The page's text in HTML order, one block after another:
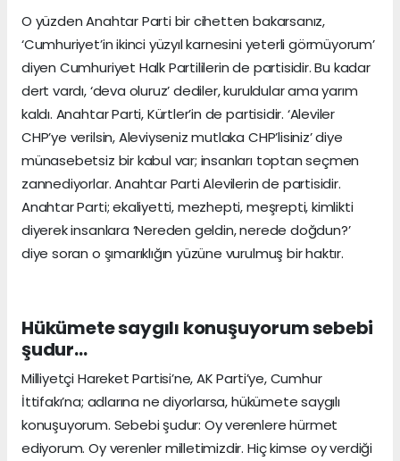
O yüzden Anahtar Parti bir cihetten bakarsanız,
‘Cumhuriyet’in ikinci yüzyıl karnesini yeterli görmüyorum’
diyen Cumhuriyet Halk Partililerin de partisidir. Bu kadar
dert vardı, ‘deva oluruz’ dediler, kuruldular ama yarım
kaldı. Anahtar Parti, Kürtler’in de partisidir. ‘Aleviler
CHP’ye verilsin, Aleviyseniz mutlaka CHP’lisiniz’ diye
münasebetsiz bir kabul var; insanları toptan seçmen
zannediyorlar. Anahtar Parti Alevilerin de partisidir.
Anahtar Parti; ekaliyetti, mezhepti, meşrepti, kimlikti
diyerek insanlara ‘Nereden geldin, nerede doğdun?’
diye soran o şımarıklığın yüzüne vurulmuş bir haktır.
Hükümete saygılı konuşuyorum sebebi
şudur…
Milliyetçi Hareket Partisi’ne, AK Parti’ye, Cumhur
İttifakı’na; adlarına ne diyorlarsa, hükümete saygılı
konuşuyorum. Sebebi şudur: Oy verenlere hürmet
ediyorum. Oy verenler milletimizdir. Hiç kimse oy verdiği